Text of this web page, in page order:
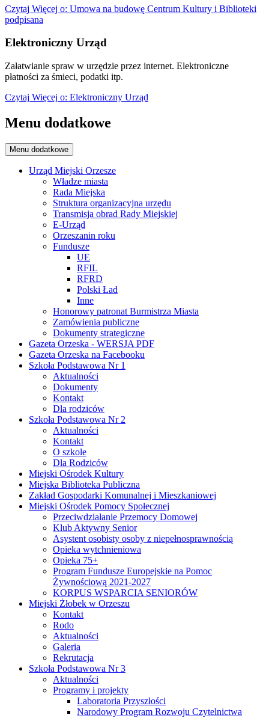
Czytaj Więcej o: Umowa na budowę Centrum Kultury i Biblioteki
podpisana
Elektroniczny Urząd
Załatwianie spraw w urzędzie przez internet. Elektroniczne
płatności za śmieci, podatki itp.
Czytaj Więcej o: Elektroniczny Urząd
Menu dodatkowe
Menu dodatkowe
Urząd Miejski Orzesze
Władze miasta
Rada Miejska
Struktura organizacyjna urzędu
Transmisja obrad Rady Miejskiej
E-Urząd
Orzeszanin roku
Fundusze
UE
RFIL
RFRD
Polski Ład
Inne
Honorowy patronat Burmistrza Miasta
Zamówienia publiczne
Dokumenty strategiczne
Gazeta Orzeska - WERSJA PDF
Gazeta Orzeska na Facebooku
Szkoła Podstawowa Nr 1
Aktualności
Dokumenty
Kontakt
Dla rodziców
Szkoła Podstawowa Nr 2
Aktualności
Kontakt
O szkole
Dla Rodziców
Miejski Ośrodek Kultury
Miejska Biblioteka Publiczna
Zakład Gospodarki Komunalnej i Mieszkaniowej
Miejski Ośrodek Pomocy Społecznej
Przeciwdziałanie Przemocy Domowej
Klub Aktywny Senior
Asystent osobisty osoby z niepełnosprawnością
Opieka wytchnieniowa
Opieka 75+
Program Fundusze Europejskie na Pomoc
Żywnościową 2021-2027
KORPUS WSPARCIA SENIORÓW
Miejski Żłobek w Orzeszu
Kontakt
Rodo
Aktualności
Galeria
Rekrutacja
Szkoła Podstawowa Nr 3
Aktualności
Programy i projekty
Laboratoria Przyszłości
Narodowy Program Rozwoju Czytelnictwa